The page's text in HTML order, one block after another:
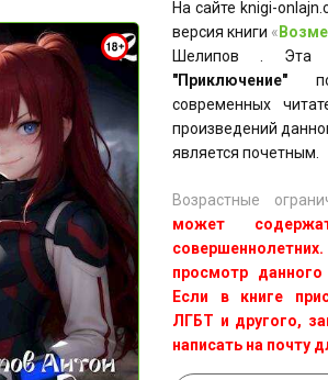
На сайте knigi-
версия книги «
Шелипов . Эта
"Приключение"
современных
произведений
является почетным.
Возрастные
может
просмотр
Если в книге
ЛГБТ и другого,
написать на почту